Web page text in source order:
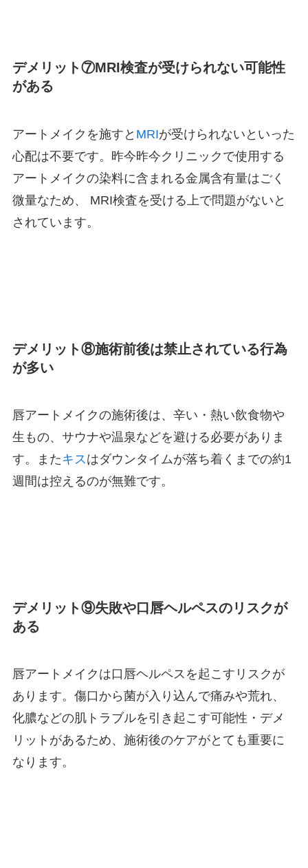
デメリット⑦MRI検査が受けられない可能性
がある
アートメイクを施すと MRIが受けられないといった
心配は不要です。昨今昨今クリニックで使用する
アートメイクの染料に含まれる金属含有量はごく
微量なため、 MRI検査を受ける上で問題がないと
されています。
デメリット⑧施術前後は禁止されている行為
が多い
唇アートメイクの施術後は、辛い・熱い飲食物や
生もの、サウナや温泉などを避ける必要がありま
す。またキスはダウンタイムが落ち着くまでの約1
週間は控えるのが無難です。
デメリット⑨失敗や口唇ヘルペスのリスクが
ある
唇アートメイクは口唇ヘルペスを起こすリスクが
あります。傷口から菌が入り込んで痛みや荒れ、
化膿などの肌トラブルを引き起こす可能性・デメ
リットがあるため、施術後のケアがとても重要に
なります。